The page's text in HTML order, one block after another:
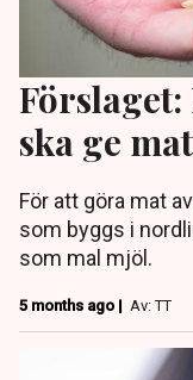
ska ge
För att göra mat
som byggs i
som mal mjöl.
5 months ago | Av: TT